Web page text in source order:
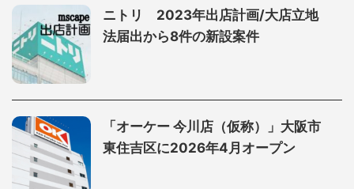
ニトリ 2023年出店計画/大店立地
法届出から8件の新設案件
「オーケー 今川店（仮称）」大阪市
東住吉区に2026年4月オープン